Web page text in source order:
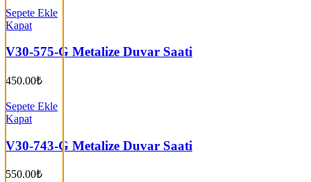
Sepete Ekle
Kapat
V30-575-G Metalize Duvar Saati
450.00₺
Sepete Ekle
Kapat
V30-743-G Metalize Duvar Saati
550.00₺